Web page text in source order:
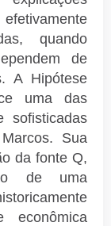
quando
de
A Hipótese
uma das
sofisticadas
Sua
da fonte Q,
de uma
econômica